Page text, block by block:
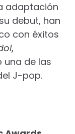
adaptación
debut, han
con éxitos
,
una de las
J-pop.